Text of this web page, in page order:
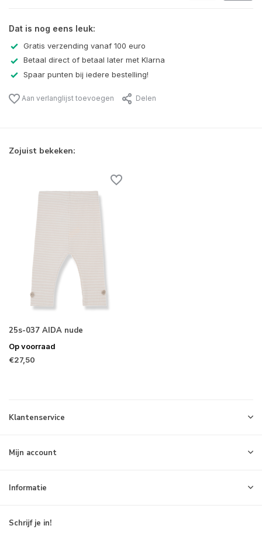
Dat is nog eens leuk:
Gratis verzending vanaf 100 euro
Betaal direct of betaal later met Klarna
Spaar punten bij iedere bestelling!
Aan verlanglijst toevoegen Delen
Zojuist bekeken:
25s-037 AIDA nude
Op voorraad
€27,50
Klantenservice
Mijn account
Informatie
Schrijf je in!